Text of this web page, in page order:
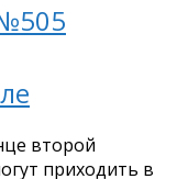
второй
приходить в